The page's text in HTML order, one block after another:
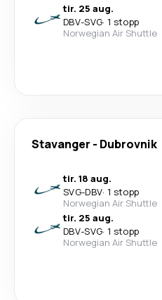
tir. 25 aug.
DBV-SVG· 1 stopp
Norwegian Air Shuttle
Stavanger - Dubrovnik
tir. 18 aug.
SVG-DBV· 1 stopp
Norwegian Air Shuttle
tir. 25 aug.
DBV-SVG· 1 stopp
Norwegian Air Shuttle